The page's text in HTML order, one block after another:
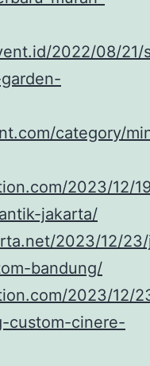
2022/08/21/
category/
2023/12/
jakarta/
2023/12/
bandung/
2023/12/
custom-cinere-